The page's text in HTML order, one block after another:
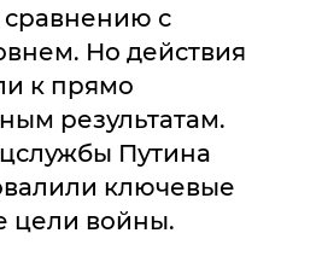
сравнению с
Но действия
к прямо
результатам.
Путина
ключевые
цели войны.